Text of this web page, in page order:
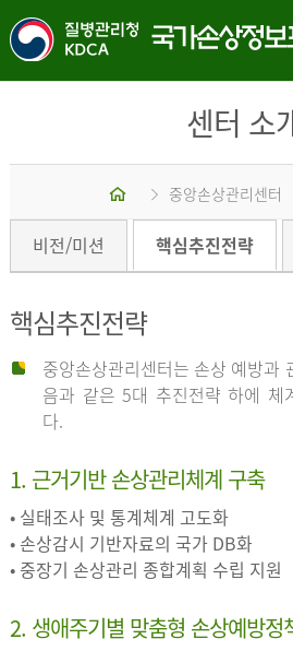
센터 소
중앙손상관리센터
비전/미션 핵심추진전략
핵심추진전략
중앙손상관리센터는 손상 예방과
음과 같은 5대 추진전략 하에 체
다.
1. 근거기반 손상관리체계 구축
• 실태조사 및 통계체계 고도화
• 손상감시 기반자료의 국가 DB화
• 중장기 손상관리 종합계획 수립 지원
2. 생애주기별 맞춤형 손상예방정